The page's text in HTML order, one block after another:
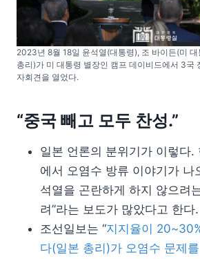
2023년 8월 18일 윤석열(대통령), 조 바이든(미
총리)가 미 대통령 별장인 캠프 데이비드에서 3국
자회견을 열었다.
“중국 빼고 모두 찬성.”
일본 언론의 분위기가 이렇다.
에서 오염수 방류 이야기가 나
석열을 곤란하게 하지 않으려
려”라는 보도가 많았다고 한다.
조선일보는 “지지율이
다(일본 총리)가 오염수 문제